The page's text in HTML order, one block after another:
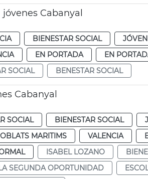
Cabanyal
BIENESTAR SOCIAL
EN PORTADA EN
SOCIAL BENESTAR SOCIAL
Cabanyal
SOCIAL BIENESTAR SOCIAL
MARITIMS VALENCIA
ISABEL LOZANO
SEGUNDA OPORTUNIDAD